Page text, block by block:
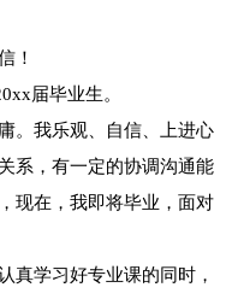
！
届毕业生。
。我乐观、自信、上进心
系，有一定的协调沟通能
现在，我即将毕业，面对
真学习好专业课的同时，